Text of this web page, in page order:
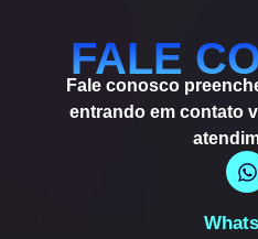
FALE
Fale conosco
entrando em contato